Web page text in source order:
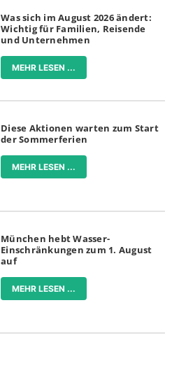
Was sich im August 2026 ändert:
Wichtig für Familien, Reisende
und Unternehmen
MEHR LESEN ...
Diese Aktionen warten zum Start
der Sommerferien
MEHR LESEN ...
München hebt Wasser-
Einschränkungen zum 1. August
auf
MEHR LESEN ...